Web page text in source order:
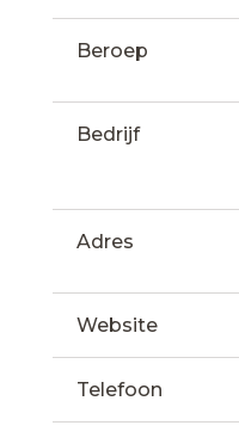
Beroep
Bedrijf
Adres
Website
Telefoon